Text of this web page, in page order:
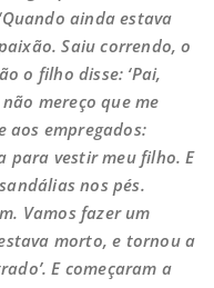
ainda estava
Saiu correndo, o
o filho disse: ‘Pai,
mereço que me
aos empregados:
para vestir meu filho. E
nos pés.
Vamos fazer um
morto, e tornou a
E começaram a